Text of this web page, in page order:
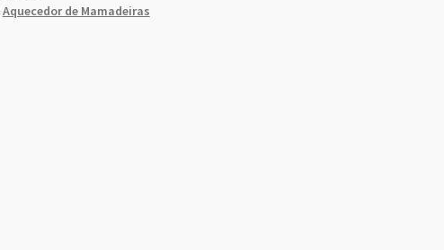
Aquecedor de Mamadeiras